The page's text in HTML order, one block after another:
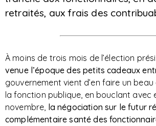
retraités, aux frais des
À moins de trois mois de l’élection
venue l’époque des petits cadeaux
gouvernement vient d’en faire un
la fonction publique, en bouclant avec
novembre, la négociation sur le futur
complémentaire santé des